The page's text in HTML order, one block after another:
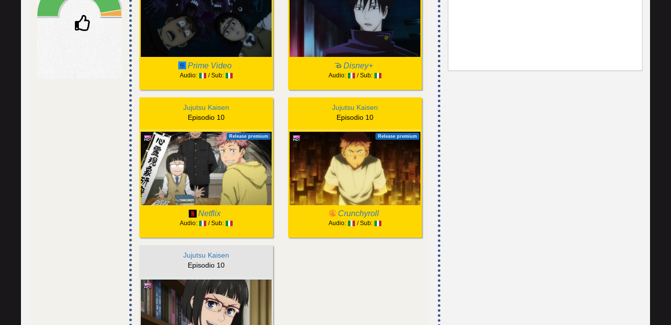
Prime Video
Audio: / Sub:
Disney+
Audio: / Sub:
Jujutsu Kaisen
Episodio 10
Release premium
Netflix
Audio: / Sub:
Jujutsu Kaisen
Episodio 10
Release premium
Crunchyroll
Audio: / Sub:
Jujutsu Kaisen
Episodio 10